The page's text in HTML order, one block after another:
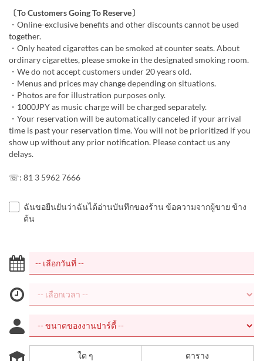
〔To Customers Going To Reserve〕
・Online-exclusive benefits and other discounts cannot be used
together.
・Only heated cigarettes can be smoked at counter seats. About
ordinary cigarettes, please smoke in the designated smoking room.
・We do not accept customers under 20 years old.
・Menus and prices may change depending on situations.
・Photos are for illustration purposes only.
・1000JPY as music charge will be charged separately.
・Your reservation will be automatically canceled if your arrival
time is past your reservation time. You will not be prioritized if you
show up without any prior notification. Please contact us any
delays.
☏: 81 3 5962 7666
ฉันขอยืนยันว่าฉันได้อ่านบันทึกของร้าน ข้อความจากผู้ขาย ข้าง
ต้น
ใด ๆ
ตาราง